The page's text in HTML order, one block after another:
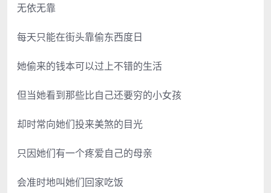
无依无靠
每天只能在街头靠偷东西度日
她偷来的钱本可以过上不错的生活
但当她看到那些比自己还要穷的小女孩
却时常向她们投来美煞的目光
只因她们有一个疼爱自己的母亲
会准时地叫她们回家吃饭